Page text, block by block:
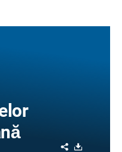
Share